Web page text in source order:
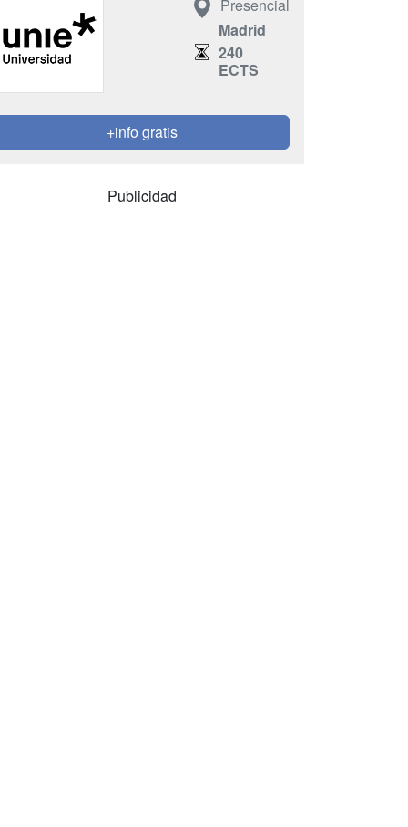
Presencial
Madrid
240
ECTS
+info gratis
Publicidad